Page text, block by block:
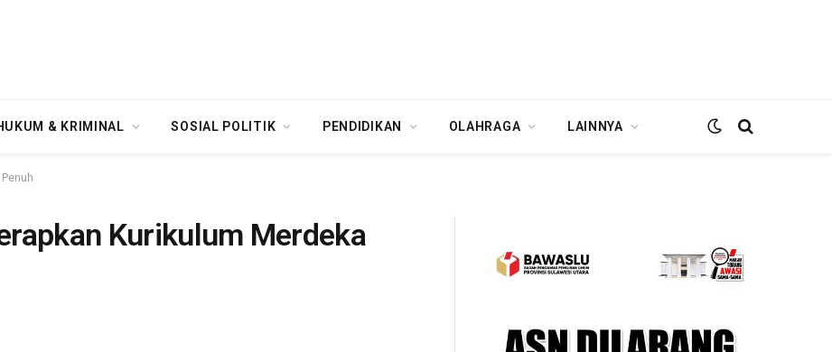
& KRIMINAL SOSIAL POLITIK PENDIDIKAN OLAHRAGA LAINNYA
Kurikulum Merdeka